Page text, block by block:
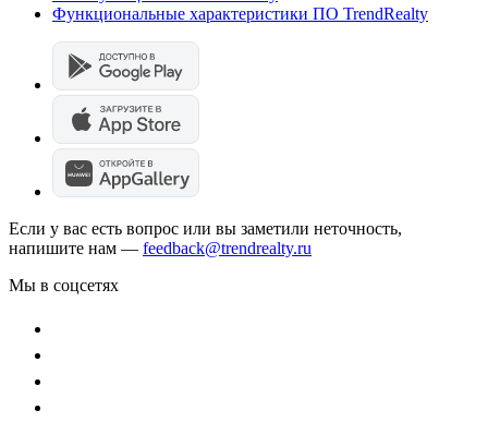
Функциональные характеристики ПО TrendRealty
Если у вас есть вопрос или вы заметили неточность,
напишите нам — feedback@trendrealty.ru
Мы в соцсетях